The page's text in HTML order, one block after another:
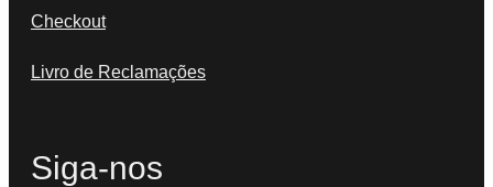
Checkout
Livro de Reclamações
Siga-nos